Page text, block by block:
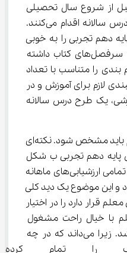
از شروع سال تحصیلی
جدید، نسبت به نگارش طرح درس سالانه اقدام می‌کنند.
دهم تجربی را به خوبی
بنویسید، باید تسلط کاملی به سرفصل‌های کتاب داشته
بندی را متناسب با تعداد
لازم برای آموزش و در
یک طرح درس سالانه
همچنان اهداف کلی آموزش هم باید مشخص شود. نکته‌ای
پایه دهم تجربی ب شکل
سالانه، وجود دارد این است که، تمامی ارزشیابی‌های ماهانه
طرح درس نوشته می‌شود و این موضوع یک دید کلی
قرار دارد را در اختیار
با خیال راحت مشغول
تدریس مطالب کتاب خواهد شد. زیرا می‌داند که در چه
را تمام